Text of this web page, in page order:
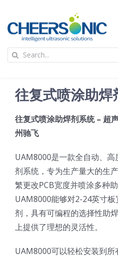
content
应用
超声波设备
技术及原理
氢能技术科普
新闻
Search
往复式喷涂助焊
往复式喷涂助焊剂系统 – 超
州驰飞
UAM8000是一款全自动、
剂系统，专为生产量大的生
繁更改PCB宽度并喷涂多种
UAM8000能够对2-24英寸
剂，具有可编程的选择性助
上提供了理想的灵活性。
UAM8000可以轻松安装到